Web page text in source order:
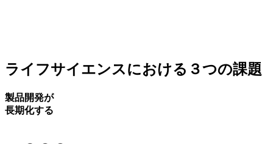
ライフサイエンスにおける ３つの課題
製品開発が
長期化する